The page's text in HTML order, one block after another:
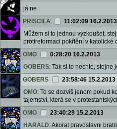
já ne
PRISCILA
11:02:09 16.2.2013
Můžem si to jednou vyzkoušet,
protireformaci pokřtění v katolické
OMO
0:28:20 16.2.2013
GOBERS: Tak si to nechte, stejne
GOBERS
23:58:46 15.2.2013
OMO: To se dozvíš jenom pokud
tajemství, která se v
OMO
23:40:29 15.2.2013
HARALD: Akorat pravoslavni